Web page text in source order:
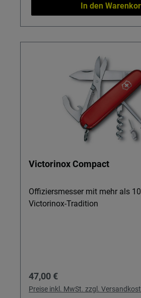
In den
Victorinox Compact
Offiziersmesser mit mehr als
Victorinox-Tradition
Regulärer Preis:
47,00 €
Preise inkl. MwSt. zzgl.